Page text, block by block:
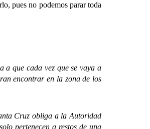
pues no podemos parar toda
que cada vez que se vaya a
encontrar en la zona de los
Cruz obliga a la Autoridad
pertenecen a restos de una